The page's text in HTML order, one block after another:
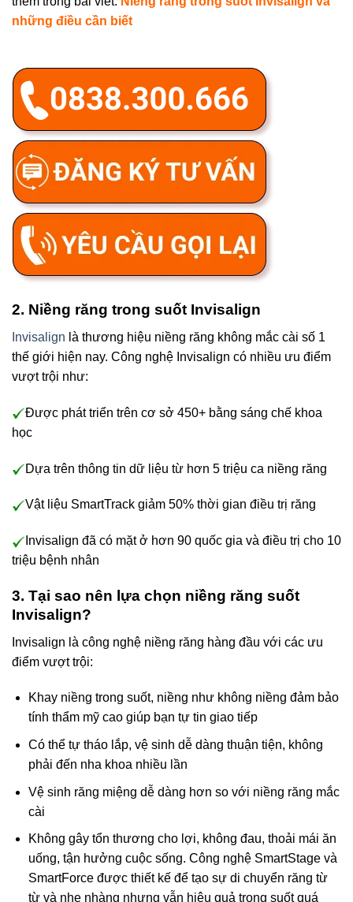
những điều cần biết
2. Niềng răng trong suốt Invisalign
Invisalign là thương hiệu niềng răng không mắc cài số 1
thế giới hiện nay. Công nghệ Invisalign có nhiều ưu điểm
vượt trội như:
Được phát triển trên cơ sở 450+ bằng sáng chế khoa
học
Dựa trên thông tin dữ liệu từ hơn 5 triệu ca niềng răng
Vật liệu SmartTrack giảm 50% thời gian điều trị răng
Invisalign đã có mặt ở hơn 90 quốc gia và điều trị cho 10
triệu bệnh nhân
3. Tại sao nên lựa chọn niềng răng suốt
Invisalign?
Invisalign là công nghệ niềng răng hàng đầu với các ưu
điểm vượt trội:
Khay niềng trong suốt, niềng như không niềng đảm bảo
tính thẩm mỹ cao giúp bạn tự tin giao tiếp
Có thể tự tháo lắp, vệ sinh dễ dàng thuận tiện, không
phải đến nha khoa nhiều lần
Vệ sinh răng miệng dễ dàng hơn so với niềng răng mắc
cài
Không gây tổn thương cho lợi, không đau, thoải mái ăn
uống, tận hưởng cuộc sống. Công nghệ SmartStage và
SmartForce được thiết kế để tạo sự di chuyển răng từ
từ và nhẹ nhàng nhưng vẫn hiệu quả trong suốt quá